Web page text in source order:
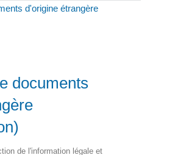
d'origine étrangère
documents
de l'information légale et